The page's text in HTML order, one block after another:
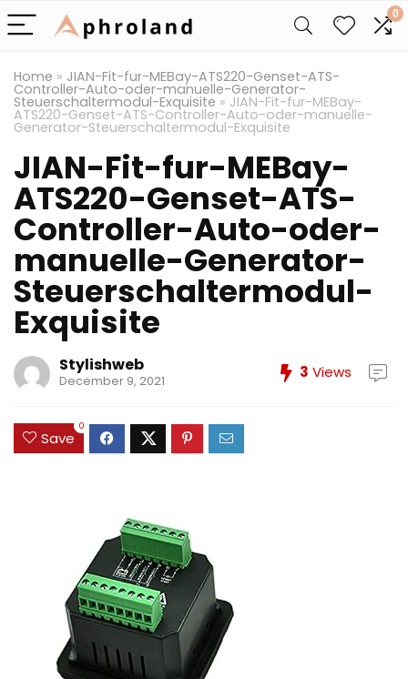
0
Home » JIAN-Fit-fur-MEBay-ATS220-Genset-ATS-
Controller-Auto-oder-manuelle-Generator-
Steuerschaltermodul-Exquisite » JIAN-Fit-fur-MEBay-
ATS220-Genset-ATS-Controller-Auto-oder-manuelle-
Generator-Steuerschaltermodul-Exquisite
JIAN-Fit-fur-MEBay-
ATS220-Genset-ATS-
Controller-Auto-oder-
manuelle-Generator-
Steuerschaltermodul-
Exquisite
Stylishweb
December 9, 2021 3 Views
Save
0